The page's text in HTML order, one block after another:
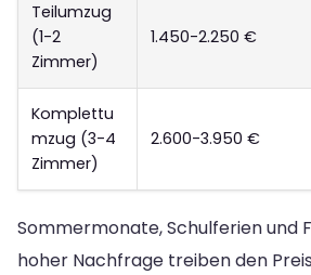
Teilumzug
(1-2
Zimmer)
1.450-2.250 €
Komplettu
mzug (3-4
Zimmer)
2.600-3.950 €
Sommermonate, Schulferien und
hoher Nachfrage treiben den